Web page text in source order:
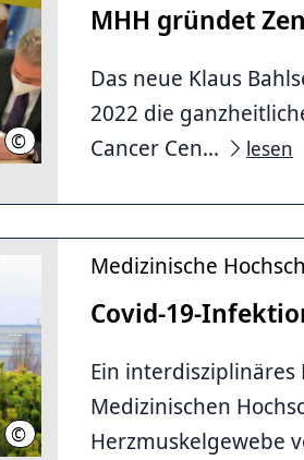
© CCC Hannover/MHH
MHH gründet
Das neue Klaus
2022 die
Cancer Cen...
lesen
© Karin Kaiser/MHH
Medizinische
Covid-19-
Ein
Medizinischen
Herzmuskelgewebe